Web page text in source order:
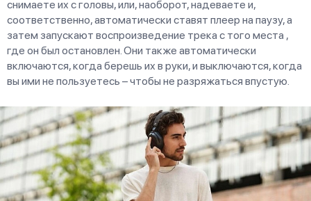
снимаете их с головы, или, наоборот, надеваете и,
соответственно, автоматически ставят плеер на паузу, а
затем запускают воспроизведение трека с того места ,
где он был остановлен. Они также автоматически
включаются, когда берешь их в руки, и выключаются, когда
вы ими не пользуетесь – чтобы не разряжаться впустую.